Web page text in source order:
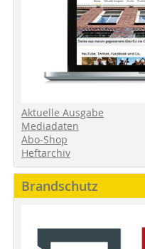
Aktuelle Ausgabe
Mediadaten
Abo-Shop
Heftarchiv
Brandschutz